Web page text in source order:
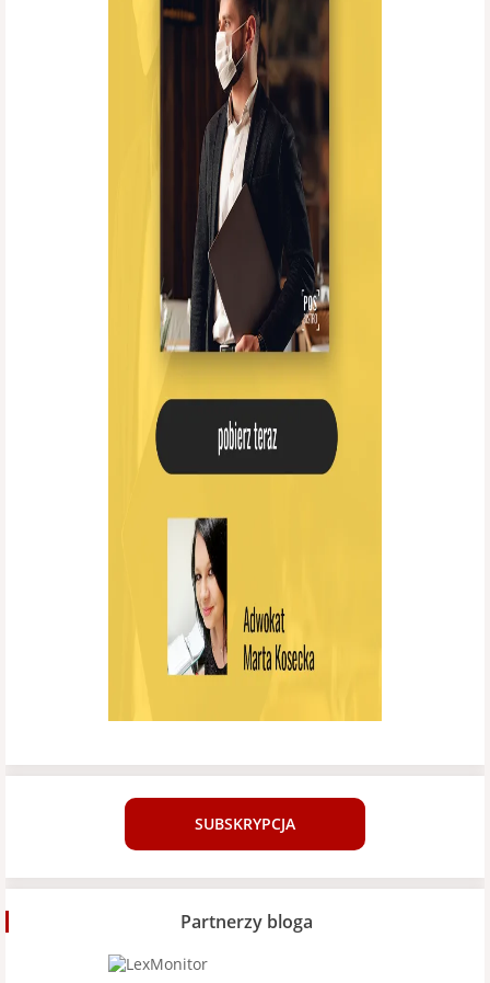
SUBSKRYPCJA
Partnerzy bloga